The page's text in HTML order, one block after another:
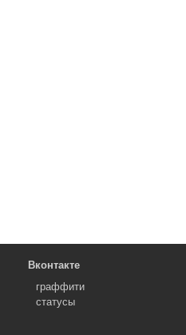
Вконтакте
граффити
статусы